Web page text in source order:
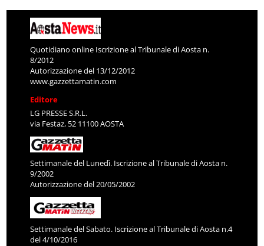
Quotidiano online Iscrizione al Tribunale di Aosta n.
8/2012
Autorizzazione del 13/12/2012
www.gazzettamatin.com
Editore
LG PRESSE S.R.L.
via Festaz, 52 11100 AOSTA
Settimanale del Lunedì. Iscrizione al Tribunale di Aosta n.
9/2002
Autorizzazione del 20/05/2002
Settimanale del Sabato. Iscrizione al Tribunale di Aosta n.4
del 4/10/2016